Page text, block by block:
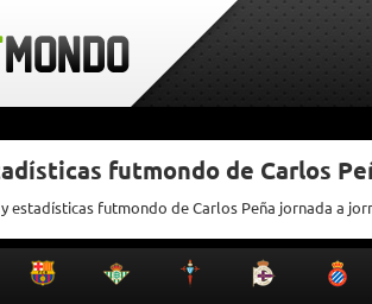
futmondo de Carlos
estadísticas futmondo de Carlos Peña jornada a